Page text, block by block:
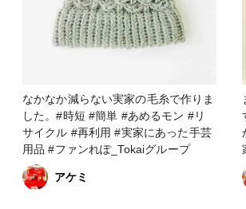
なかなか減らない実家の毛糸で作りま
した。#時短 #簡単 #あめるモン #リ
サイクル #再利用 #実家にあった手芸
用品 #ファンれぽ_Tokaiグループ
アケミ